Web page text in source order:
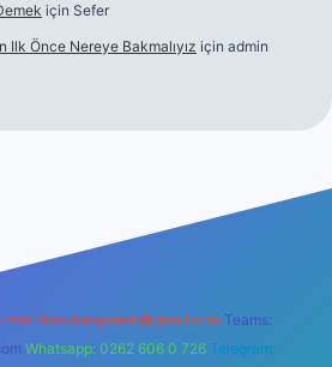
için Sefer
Ilk Önce Nereye Bakmalıyız için admin
mail: backlinkpaneli@gmail.com Teams:
Whatsapp: 0262 606 0 726 Telegram: